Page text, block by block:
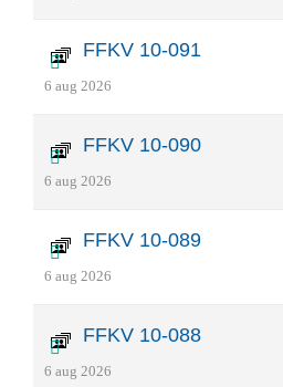
FFKV 10-091
6 aug 2026
FFKV 10-090
6 aug 2026
FFKV 10-089
6 aug 2026
FFKV 10-088
6 aug 2026